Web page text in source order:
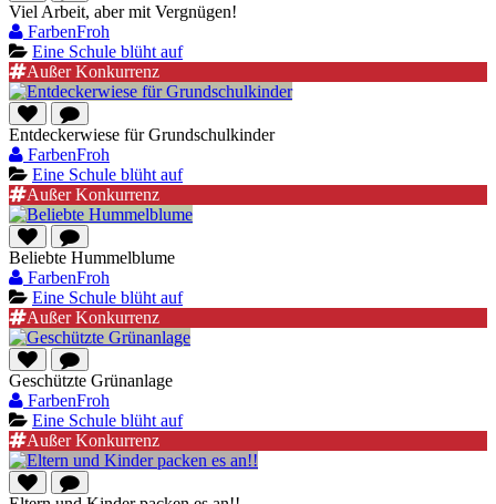
Viel Arbeit, aber mit Vergnügen!
FarbenFroh
Eine Schule blüht auf
Außer Konkurrenz
Entdeckerwiese für Grundschulkinder
FarbenFroh
Eine Schule blüht auf
Außer Konkurrenz
Beliebte Hummelblume
FarbenFroh
Eine Schule blüht auf
Außer Konkurrenz
Geschützte Grünanlage
FarbenFroh
Eine Schule blüht auf
Außer Konkurrenz